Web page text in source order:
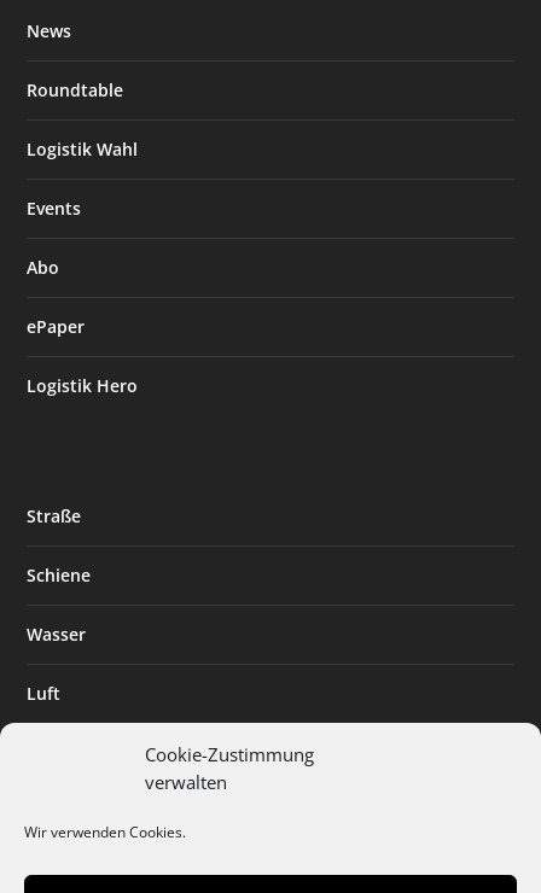
Cookie-Zustimmung
verwalten
Wir verwenden Cookies.
News
Roundtable
Logistik Wahl
Events
Abo
ePaper
Logistik Hero
Straße
Schiene
Wasser
Luft
Digitalisierung